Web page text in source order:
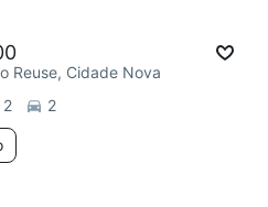
Reuse, Cidade Nova
2
2